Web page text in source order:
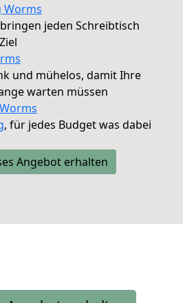
Worms
jeden Schreibtisch
und mühelos, damit Ihre
warten müssen
, für jedes Budget was dabei
Angebot erhalten